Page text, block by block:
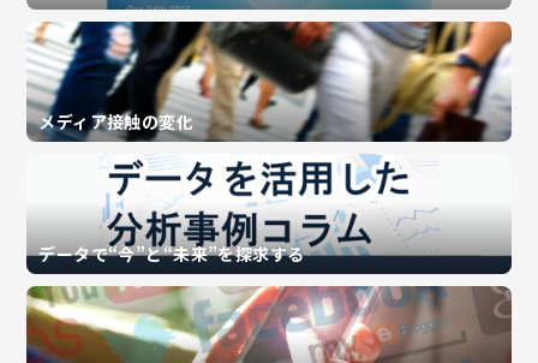
メディア接触の変化
データで“今”と“未来”を探求する